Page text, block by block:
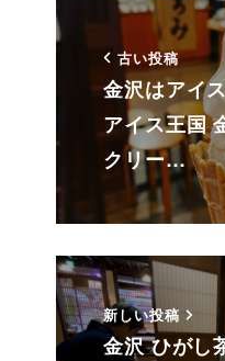
古い投稿
金沢はアイ
アイス王国
クリー…
新しい投稿
金沢 ひがし